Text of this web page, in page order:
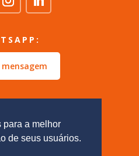
para a melhor
de seus usuários.
mensagem